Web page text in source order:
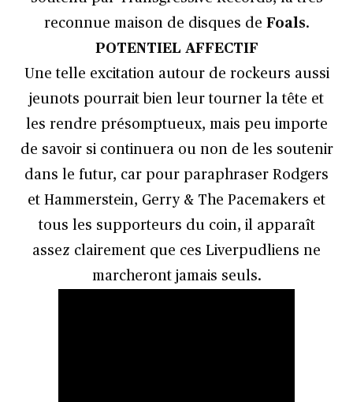
reconnue maison de disques de Foals.
POTENTIEL AFFECTIF
Une telle excitation autour de rockeurs aussi
jeunots pourrait bien leur tourner la tête et
les rendre présomptueux, mais peu importe
de savoir si continuera ou non de les soutenir
dans le futur, car pour paraphraser Rodgers
et Hammerstein, Gerry & The Pacemakers et
tous les supporteurs du coin, il apparaît
assez clairement que ces Liverpudliens ne
marcheront jamais seuls.